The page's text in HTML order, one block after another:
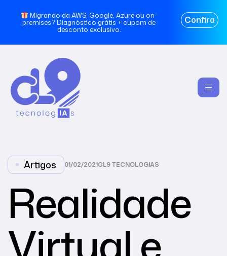
Migrando da AWS, Google, Azure ou on-
premises? Diagnóstico grátis + cupom de
desconto exclusivo.
Confira
Artigos 01/02/2021CL9 TECNOLOGIAS
Realidade